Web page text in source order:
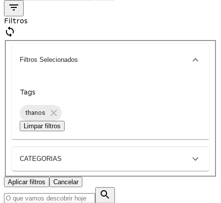
Filtros
Filtros Selecionados
Tags
thanos
Limpar filtros
CATEGORIAS
Aplicar filtros Cancelar